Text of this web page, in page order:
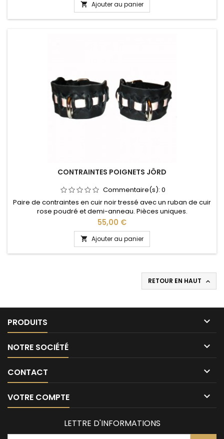
 Ajouter au panier
CONTRAINTES POIGNETS JÖRD
Commentaire(s): 0
Paire de contraintes en cuir noir tressé avec un ruban de cuir
rose poudré et demi-anneau. Pièces uniques.
Prix
55,00 €
 Ajouter au panier
RETOUR EN HAUT 
PRODUITS 
NOTRE SOCIÉTÉ 
CONTACT 
VOTRE COMPTE 
LETTRE D'INFORMATIONS